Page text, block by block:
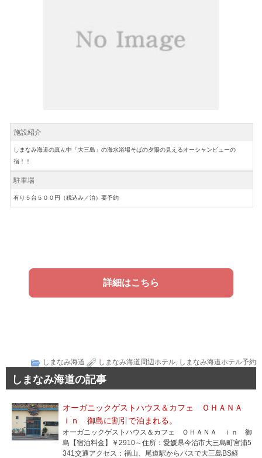
施設紹介
しまなみ海道の真ん中「大三島」の海水浴場そばの夕陽の見えるオーシャンビューの
宿！！
駐車場
有り５台５００円（税込み／泊）要予約
詳細はこちら
しまなみ海道 しまなみ海道周辺ホテル, しまなみ海道ホテル予約
しまなみ海道の記事
オーガニックゲストハウス＆カフェ ＯＨＡＮＡ
ｉｎ 御島に割引で泊まれる。
オーガニックゲストハウス＆カフェ ＯＨＡＮＡ ｉｎ 御
島【宿泊料金】￥2910～住所：愛媛県今治市大三島町宮浦5
341交通アクセス：福山、尾道駅からバスで大三島BS経